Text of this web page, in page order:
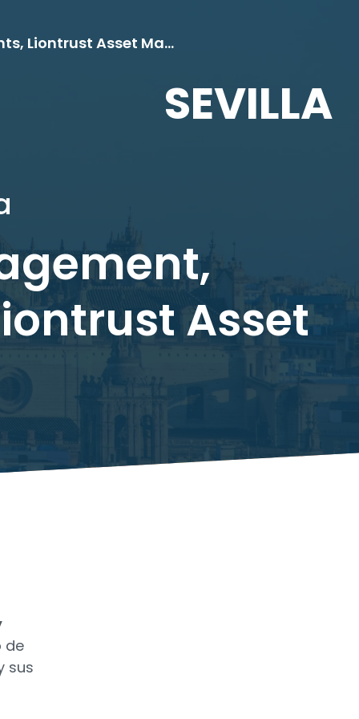
BNP Paribas Asset Management, Generali Investments, Liontrust Asset Management
SEVILLA
Asset
de
sus